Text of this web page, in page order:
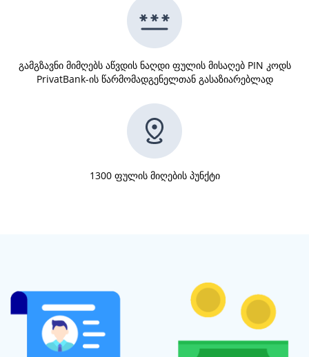
გამგზავნი მიმღებს აწვდის ნაღდი ფულის მისაღებ PIN კოდს
PrivatBank-ის წარმომადგენელთან გასაზიარებლად
1300 ფულის მიღების პუნქტი